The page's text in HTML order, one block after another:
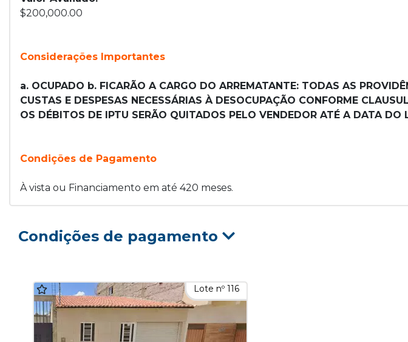
$200,000.00
Considerações Importantes
a. OCUPADO b. FICARÃO A CARGO DO ARREMATANTE: TODAS AS
CUSTAS E DESPESAS NECESSÁRIAS À DESOCUPAÇÃO CONFORME
OS DÉBITOS DE IPTU SERÃO QUITADOS PELO VENDEDOR ATÉ A DATA DO
Condições de Pagamento
À vista ou Financiamento em até 420 meses.
Condições de pagamento
Lote nº 116